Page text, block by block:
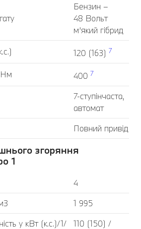
Бензин –
48 Вольт
м’який гібрид
120 (163) 7
Нм 400 7
7-ступінчаста,
автомат
Повний привід
згоряння
1
4
1 995
у кВт (к.с.)/1/
110 (150) /